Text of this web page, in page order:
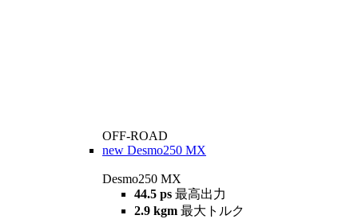
OFF-ROAD
new Desmo250 MX
Desmo250 MX
44.5 ps 最高出力
2.9 kgm 最大トルク